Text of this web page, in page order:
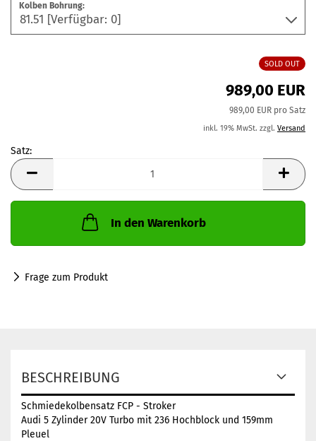
Kolben Bohrung:
SOLD OUT
989,00 EUR
989,00 EUR pro Satz
inkl. 19% MwSt. zzgl. Versand
Satz:
Satz
In den Warenkorb
Frage zum Produkt
BESCHREIBUNG
Schmiedekolbensatz FCP - Stroker
Audi 5 Zylinder 20V Turbo mit 236 Hochblock und 159mm
Pleuel